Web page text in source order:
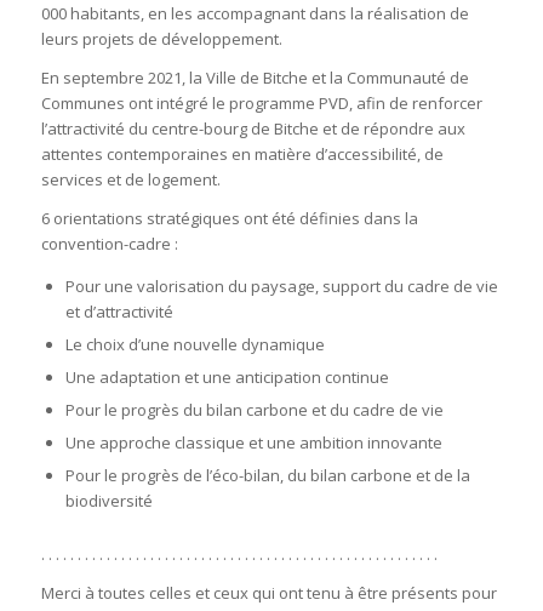
000 habitants, en les accompagnant dans la réalisation de
leurs projets de développement.
En septembre 2021, la Ville de Bitche et la Communauté de
Communes ont intégré le programme PVD, afin de renforcer
l’attractivité du centre-bourg de Bitche et de répondre aux
attentes contemporaines en matière d’accessibilité, de
services et de logement.
6 orientations stratégiques ont été définies dans la
convention-cadre :
Pour une valorisation du paysage, support du cadre de vie
et d’attractivité
Le choix d’une nouvelle dynamique
Une adaptation et une anticipation continue
Pour le progrès du bilan carbone et du cadre de vie
Une approche classique et une ambition innovante
Pour le progrès de l’éco-bilan, du bilan carbone et de la
biodiversité
. . . . . . . . . . . . . . . . . . . . . . . . . . . . . . . . . . . . . . . . . . . . . . . . . . . . . . .
Merci à toutes celles et ceux qui ont tenu à être présents pour